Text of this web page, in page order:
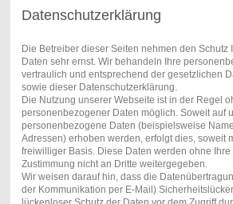
Datenschutzerklärung
Die Betreiber dieser Seiten nehmen den Schutz
Daten sehr ernst. Wir behandeln Ihre
vertraulich und entsprechend der gesetzlichen
sowie dieser Datenschutzerklärung.
Die Nutzung unserer Webseite ist in der Regel
personenbezogener Daten möglich. Soweit auf
personenbezogene Daten (beispielsweise
Adressen) erhoben werden, erfolgt dies, soweit
freiwilliger Basis. Diese Daten werden ohne
Zustimmung nicht an Dritte weitergegeben.
Wir weisen darauf hin, dass die
der Kommunikation per E-Mail)